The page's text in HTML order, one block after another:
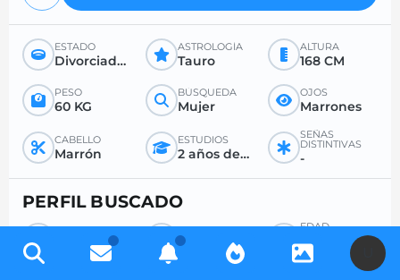
ESTADO
Divorciado/a
ASTROLOGÍA
Tauro
ALTURA
168 CM
PESO
60 KG
BÚSQUEDA
Mujer
OJOS
Marrones
CABELLO
Marrón
ESTUDIOS
2 años después del bachillerato
SEÑAS
DISTINTIVAS
-
PERFIL BUSCADO
Hombre Todo
EDAD
-